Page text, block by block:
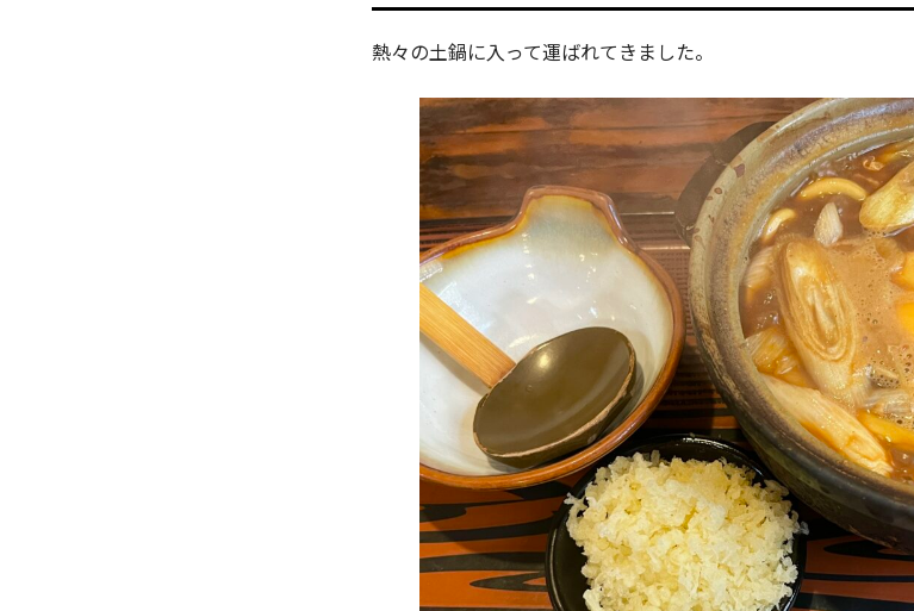
熱々の土鍋に入って運ばれてきました。